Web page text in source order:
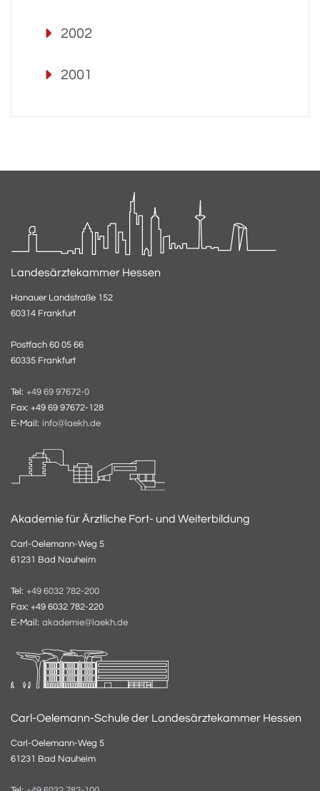
2002
2001
Landesärztekammer Hessen
Hanauer Landstraße 152
60314 Frankfurt
Postfach 60 05 66
60335 Frankfurt
Tel: +49 69 97672-0
Fax: +49 69 97672-128
E-Mail: info@laekh.de
Akademie für Ärztliche Fort- und Weiterbildung
Carl-Oelemann-Weg 5
61231 Bad Nauheim
Tel: +49 6032 782-200
Fax: +49 6032 782-220
E-Mail: akademie@laekh.de
Carl-Oelemann-Schule der Landesärztekammer Hessen
Carl-Oelemann-Weg 5
61231 Bad Nauheim